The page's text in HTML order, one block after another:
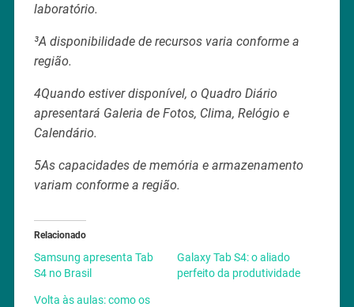
laboratório.
³A disponibilidade de recursos varia conforme a
região.
4Quando estiver disponível, o Quadro Diário
apresentará Galeria de Fotos, Clima, Relógio e
Calendário.
5As capacidades de memória e armazenamento
variam conforme a região.
Relacionado
Samsung apresenta Tab
S4 no Brasil
Galaxy Tab S4: o aliado
perfeito da produtividade
Volta às aulas: como os